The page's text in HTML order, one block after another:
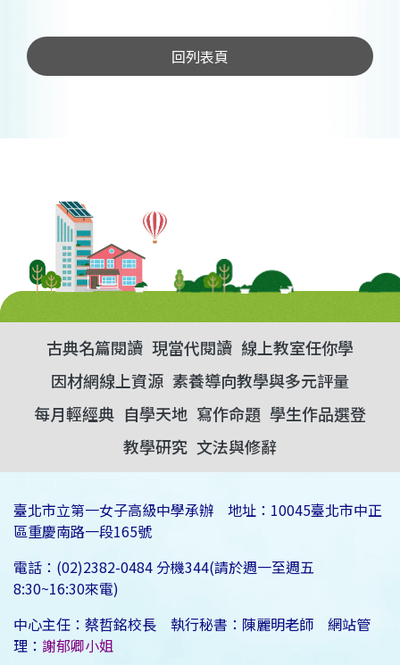
回列表頁
古典名篇閱讀 現當代閱讀 線上教室任你學
因材網線上資源 素養導向教學與多元評量
每月輕經典 自學天地 寫作命題 學生作品選登
教學研究 文法與修辭
臺北市立第一女子高級中學承辦 地址：10045臺北市中正
區重慶南路一段165號
電話：(02)2382-0484 分機344(請於週一至週五
8:30~16:30來電)
中心主任：蔡哲銘校長 執行秘書：陳麗明老師 網站管
理： 謝郁卿小姐